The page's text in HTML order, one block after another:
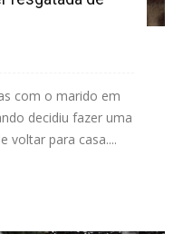
com o marido em
decidiu fazer uma
voltar para casa....